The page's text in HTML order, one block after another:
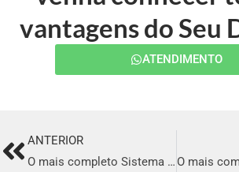
vantagens do Seu
ATENDIMENTO
PrevANTERIOR
O mais completo Sistema para Delivery em Itapevi